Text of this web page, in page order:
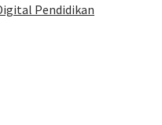
Pendidikan